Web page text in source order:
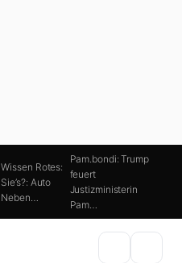
Wissen Rotes:
Sie’s?: Auto
Neben…
Pam.bondi: Trump
feuert
Justizministerin
Pam…